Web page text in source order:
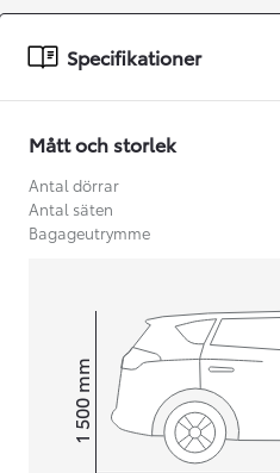
Från 238 900 kr
GR Yaris
Specifikationer
Mått och storlek
Antal dörrar
Antal säten
Bagageutrymme
Height1 500
mm